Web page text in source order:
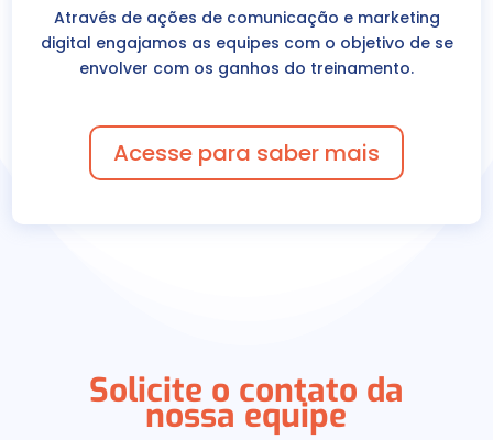
Através de ações de comunicação e marketing
digital engajamos as equipes com o objetivo de se
envolver com os ganhos do treinamento.
Acesse para saber mais
Solicite o contato da
nossa equipe